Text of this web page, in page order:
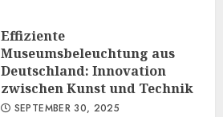
Effiziente
Museumsbeleuchtung aus
Deutschland: Innovation
zwischen Kunst und Technik
SEPTEMBER 30, 2025